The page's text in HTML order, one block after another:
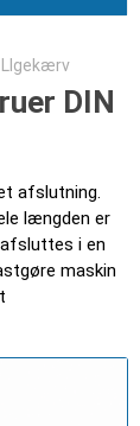
LIgekærv
DIN
afslutning.
længden er
i en
maskin